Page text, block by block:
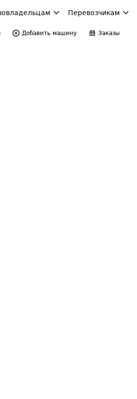
Перевозчикам
Добавить машину Заказы